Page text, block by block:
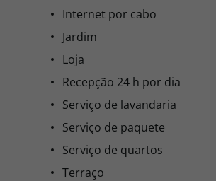
Internet por cabo
Jardim
Loja
Recepção 24 h por dia
Serviço de lavandaria
Serviço de paquete
Serviço de quartos
Terraço